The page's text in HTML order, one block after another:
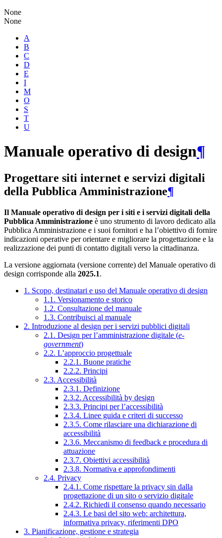
None
None
A
B
C
D
E
I
M
O
S
T
U
Manuale operativo di design¶
Progettare siti internet e servizi digitali
della Pubblica Amministrazione¶
Il Manuale operativo di design per i siti e i servizi digitali della
Pubblica Amministrazione è uno strumento di lavoro dedicato alla
Pubblica Amministrazione e i suoi fornitori e ha l’obiettivo di fornire
indicazioni operative per orientare e migliorare la progettazione e la
realizzazione dei punti di contatto digitali verso la cittadinanza.
La versione aggiornata (versione corrente) del Manuale operativo di
design corrisponde alla 2025.1.
1. Scopo, destinatari e uso del Manuale operativo di design
1.1. Versionamento e storico
1.2. Consultazione del manuale
1.3. Contribuisci al manuale
2. Introduzione al design per i servizi pubblici digitali
2.1. Design per l’amministrazione digitale (e-
government)
2.2. L’approccio progettuale
2.2.1. Buone pratiche
2.2.2. Principi
2.3. Accessibilità
2.3.1. Definizione
2.3.2. Accessibilità by design
2.3.3. Principi per l’accessibilità
2.3.4. Linee guida e criteri di successo
2.3.5. Come rilasciare una dichiarazione di
accessibilità
2.3.6. Meccanismo di feedback e procedura di
attuazione
2.3.7. Obiettivi accessibilità
2.3.8. Normativa e approfondimenti
2.4. Privacy
2.4.1. Come rispettare la privacy sin dalla
progettazione di un sito o servizio digitale
2.4.2. Richiedi il consenso quando necessario
2.4.3. Le basi del sito web: architettura,
informativa privacy, riferimenti DPO
3. Pianificazione, gestione e strategia